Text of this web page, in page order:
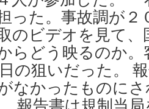
った。事故調が２
のビデオを見て
らどう映るのか
の狙いだった。
なかったものに
告書は規制当局